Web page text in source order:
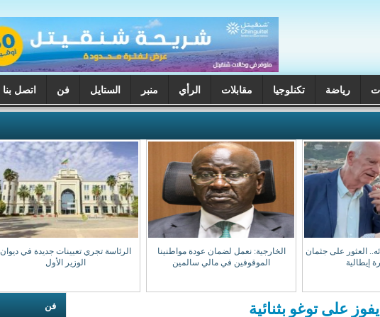
رياضة تكنلوجيا مقابلات الرأي منبر الستايل فن اتصل بنا
العثور على جثمان
إيطالية
الخارجية: نعمل لضمان عودة مواطنينا
الموقوفين في مالي سالمين
الرئاسة تجري تعيينات جديدة في ديوان
الوزير الأول
فن على توغو بثنائية